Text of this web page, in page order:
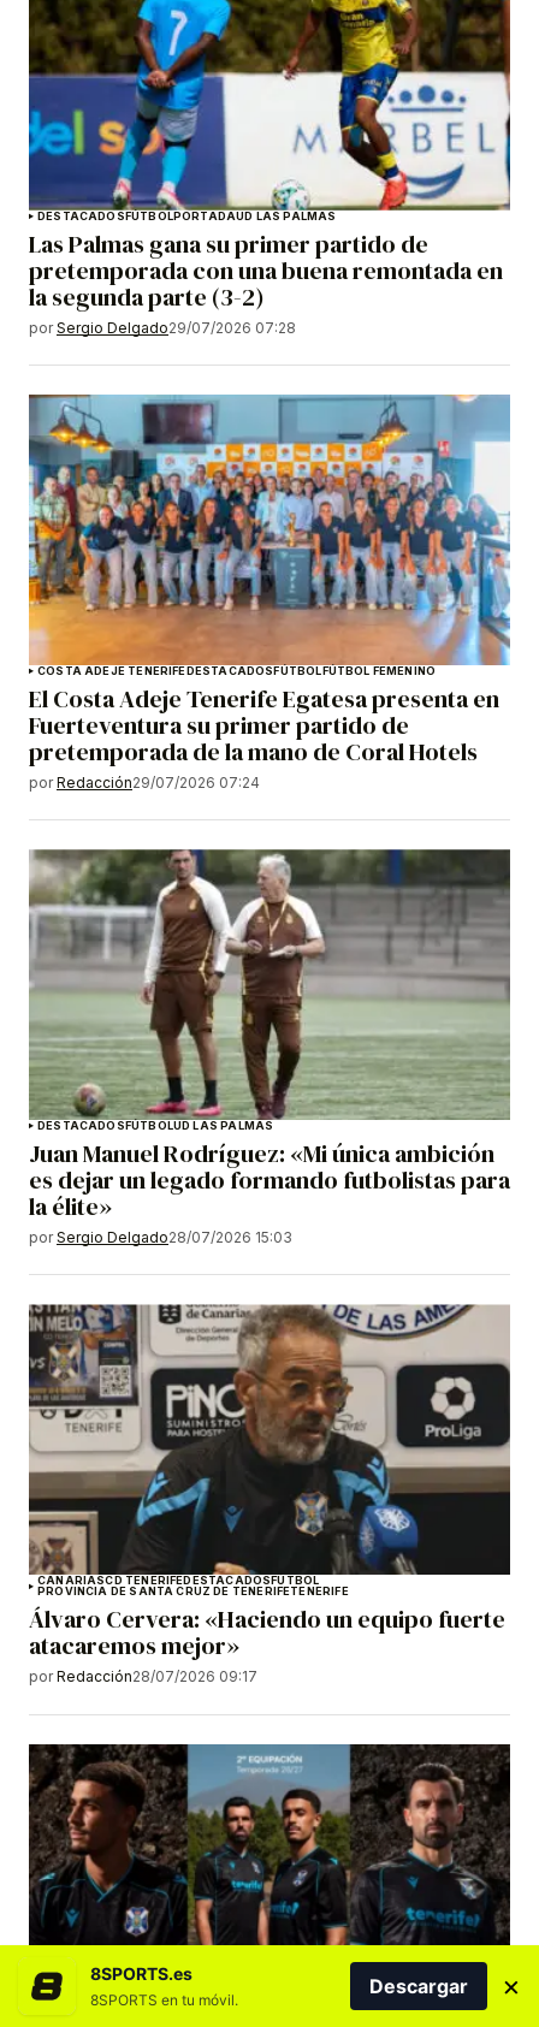
DESTACADOSFÚTBOLPORTADAUD LAS PALMAS
Las Palmas gana su primer partido de
pretemporada con una buena remontada en
la segunda parte (3-2)
por Sergio Delgado29/07/2026 07:28
COSTA ADEJE TENERIFEDESTACADOSFÚTBOLFÚTBOL FEMENINO
El Costa Adeje Tenerife Egatesa presenta en
Fuerteventura su primer partido de
pretemporada de la mano de Coral Hotels
por Redacción29/07/2026 07:24
DESTACADOSFÚTBOLUD LAS PALMAS
Juan Manuel Rodríguez: «Mi única ambición
es dejar un legado formando futbolistas para
la élite»
por Sergio Delgado28/07/2026 15:03
CANARIASCD TENERIFEDESTACADOS FÚTBOL
PROVINCIA DE SANTA CRUZ DE TENERIFETENERIFE
Álvaro Cervera: «Haciendo un equipo fuerte
atacaremos mejor»
por Redacción28/07/2026 09:17
8SPORTS.es
8SPORTS en tu móvil.
Descargar ×